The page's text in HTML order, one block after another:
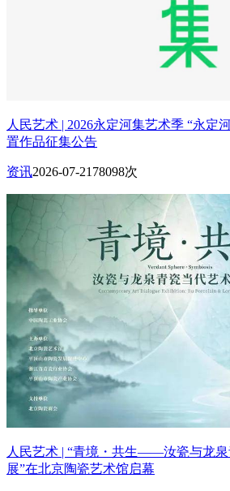
人民艺术 | 2026永定河集艺术季 “永定
置作品征集公告
资讯2026-07-21 78098次
人民艺术 | “青境・共生——汝瓷与龙
展”在北京陶瓷艺术馆启幕